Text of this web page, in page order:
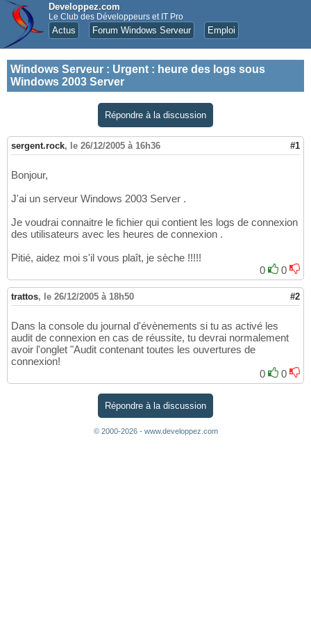
Developpez.com
Le Club des Développeurs et IT Pro
Actus Forum Windows Serveur Emploi
Windows Serveur : Urgent : heure des logs sous
Windows 2003 Server
Répondre à la discussion
sergent.rock, le 26/12/2005 à 16h36 #1
Bonjour,
J'ai un serveur Windows 2003 Server .
Je voudrai connaitre le fichier qui contient les logs de connexion
des utilisateurs avec les heures de connexion .
Pitié, aidez moi s'il vous plaît, je sèche !!!!!
0
0
trattos, le 26/12/2005 à 18h50 #2
Dans la console du journal d'évènements si tu as activé les
audit de connexion en cas de réussite, tu devrai normalement
avoir l'onglet "Audit contenant toutes les ouvertures de
connexion!
0
0
Répondre à la discussion
© 2000-2026 - www.developpez.com